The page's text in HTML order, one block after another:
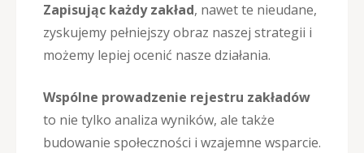
Zapisując każdy zakład, nawet te nieudane,
zyskujemy pełniejszy obraz naszej strategii i
możemy lepiej ocenić nasze działania.
Wspólne prowadzenie rejestru zakładów
to nie tylko analiza wyników, ale także
budowanie społeczności i wzajemne wsparcie.